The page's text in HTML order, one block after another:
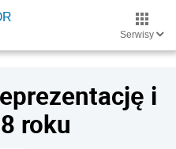
Serwisy
i
roku